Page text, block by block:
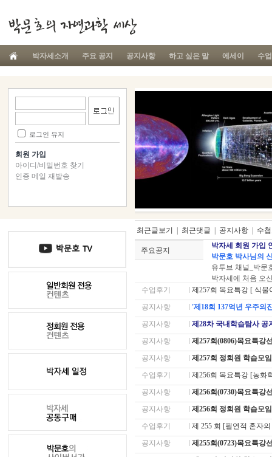
박자세소개 주요 공지 공지사항 하고 싶은 말 에세이 수
로그인 유지
회원 가입
아이디/비밀번호 찾기
인증 메일 재발송
최근글보기 최근댓글 공지사항 수
주요공지
박자세 회원 가입
박문호 박사님의
유투브 채널_박문
박자세에 처음 오
수업후기
제257회 목요특강 [ 식물
공지사항
'제18회 137억년 우주의
공지사항
제28차 국내학습탐사 공
공지사항
제257회(0806)목요특강
공지사항
제257회 정회원 학습모
수업후기
제256회 목요특강 [농화
공지사항
제256회(0730)목요특강
공지사항
제256회 정회원 학습모
수업후기
제 255 회 [필연적 혼자
공지사항
제255회(0723)목요특강